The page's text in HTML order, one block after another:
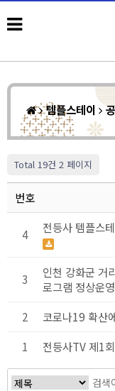
템플스테이
Total 19건 2 페이지
번호
4 전등사 템플스
3
인천 강화군 거
로그램 정상운
2
코로나19 확산
1
전등사TV 제1